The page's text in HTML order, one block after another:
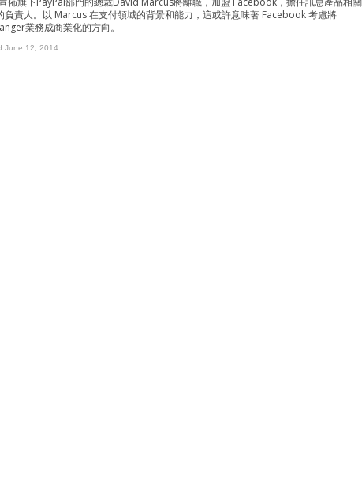
負責人。以 Marcus 在支付領域的背景和能力，這或許意味著 Facebook 考慮將
業務成商業化的方向。
June 12, 2014